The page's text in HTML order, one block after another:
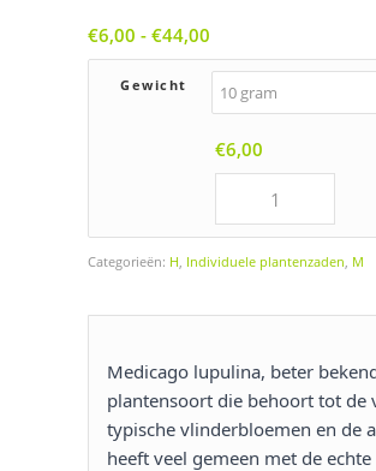
€6,00 - €44,00
€6,00
tot
€44,00
Gewicht
€6,00
Categorieën: H, Individuele plantenzaden, M
Medicago lupulina, beter
plantensoort die behoort tot de
typische vlinderbloemen en de
heeft veel gemeen met de